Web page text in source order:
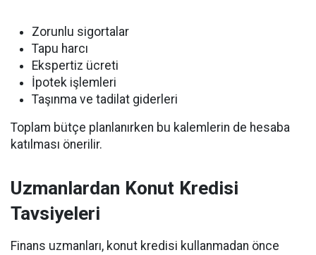
Zorunlu sigortalar
Tapu harcı
Ekspertiz ücreti
İpotek işlemleri
Taşınma ve tadilat giderleri
Toplam bütçe planlanırken bu kalemlerin de hesaba
katılması önerilir.
Uzmanlardan Konut Kredisi
Tavsiyeleri
Finans uzmanları, konut kredisi kullanmadan önce